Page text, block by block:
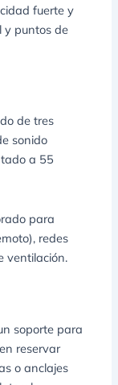
fuerte y
y puntos de
de tres
sonido
a 55
para
redes
ventilación.
soporte para
reservar
o anclajes